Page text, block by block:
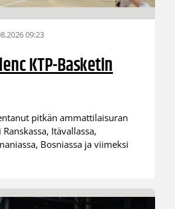
09:23
KTP-Basketin
pitkän ammattilaisuran
Itävallassa,
Bosniassa ja viimeksi